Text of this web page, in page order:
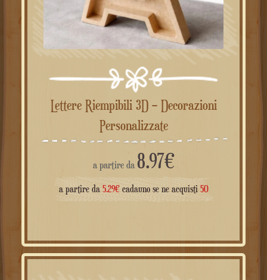
Lettere Riempibili 3D – Decorazioni
Personalizzate
a partire da 8.97€
a partire da 5.29€cadauno se ne acquisti50